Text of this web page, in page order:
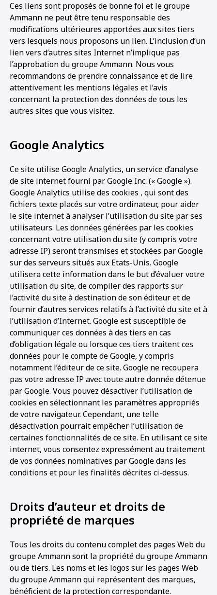
Ces liens sont proposés de bonne foi et le groupe
Ammann ne peut être tenu responsable des
modifications ultérieures apportées aux sites tiers
vers lesquels nous proposons un lien. L’inclusion d’un
lien vers d’autres sites Internet n’implique pas
l’approbation du groupe Ammann. Nous vous
recommandons de prendre connaissance et de lire
attentivement les mentions légales et l’avis
concernant la protection des données de tous les
autres sites que vous visitez.
Google Analytics
Ce site utilise Google Analytics, un service d’analyse
de site internet fourni par Google Inc. (« Google »).
Google Analytics utilise des cookies , qui sont des
fichiers texte placés sur votre ordinateur, pour aider
le site internet à analyser l’utilisation du site par ses
utilisateurs. Les données générées par les cookies
concernant votre utilisation du site (y compris votre
adresse IP) seront transmises et stockées par Google
sur des serveurs situés aux Etats-Unis. Google
utilisera cette information dans le but d’évaluer votre
utilisation du site, de compiler des rapports sur
l’activité du site à destination de son éditeur et de
fournir d’autres services relatifs à l’activité du site et à
l’utilisation d’Internet. Google est susceptible de
communiquer ces données à des tiers en cas
d’obligation légale ou lorsque ces tiers traitent ces
données pour le compte de Google, y compris
notamment l’éditeur de ce site. Google ne recoupera
pas votre adresse IP avec toute autre donnée détenue
par Google. Vous pouvez désactiver l’utilisation de
cookies en sélectionnant les paramètres appropriés
de votre navigateur. Cependant, une telle
désactivation pourrait empêcher l’utilisation de
certaines fonctionnalités de ce site. En utilisant ce site
internet, vous consentez expressément au traitement
de vos données nominatives par Google dans les
conditions et pour les finalités décrites ci-dessus.
Droits d’auteur et droits de
propriété de marques
Tous les droits du contenu complet des pages Web du
groupe Ammann sont la propriété du groupe Ammann
ou de tiers. Les noms et les logos sur les pages Web
du groupe Ammann qui représentent des marques,
bénéficient de la protection correspondante.